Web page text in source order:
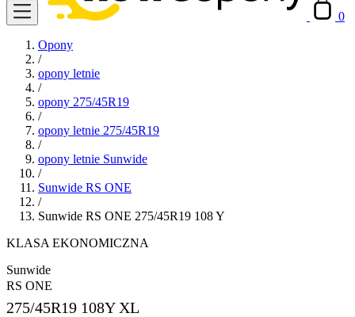
0
Opony
/
opony letnie
/
opony 275/45R19
/
opony letnie 275/45R19
/
opony letnie Sunwide
/
Sunwide RS ONE
/
Sunwide RS ONE 275/45R19 108 Y
KLASA EKONOMICZNA
Sunwide
RS ONE
275/45R19 108Y XL